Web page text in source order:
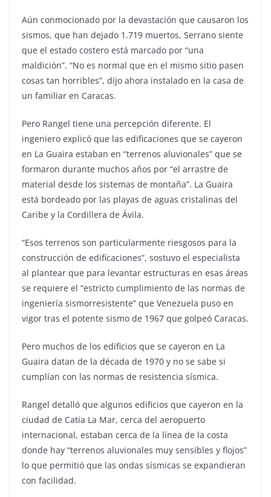
Aún conmocionado por la devastación que causaron los
sismos, que han dejado 1.719 muertos, Serrano siente
que el estado costero está marcado por “una
maldición”. “No es normal que en el mismo sitio pasen
cosas tan horribles”, dijo ahora instalado en la casa de
un familiar en Caracas.
Pero Rangel tiene una percepción diferente. El
ingeniero explicó que las edificaciones que se cayeron
en La Guaira estaban en “terrenos aluvionales” que se
formaron durante muchos años por “el arrastre de
material desde los sistemas de montaña”. La Guaira
está bordeado por las playas de aguas cristalinas del
Caribe y la Cordillera de Ávila.
“Esos terrenos son particularmente riesgosos para la
construcción de edificaciones”, sostuvo el especialista
al plantear que para levantar estructuras en esas áreas
se requiere el “estricto cumplimiento de las normas de
ingeniería sismorresistente” que Venezuela puso en
vigor tras el potente sismo de 1967 que golpeó Caracas.
Pero muchos de los edificios que se cayeron en La
Guaira datan de la década de 1970 y no se sabe si
cumplían con las normas de resistencia sísmica.
Rangel detalló que algunos edificios que cayeron en la
ciudad de Catia La Mar, cerca del aeropuerto
internacional, estaban cerca de la línea de la costa
donde hay “terrenos aluvionales muy sensibles y flojos”
lo que permitió que las ondas sísmicas se expandieran
con facilidad.